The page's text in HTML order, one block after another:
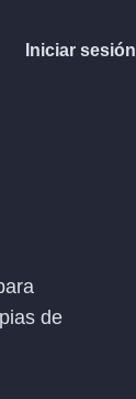
Iniciar sesión
de